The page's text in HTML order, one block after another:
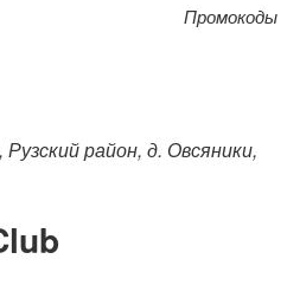
Промокоды
район, д. Овсяники,